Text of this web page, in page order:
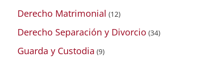
Derecho Matrimonial (12)
Derecho Separación y Divorcio (34)
Guarda y Custodia (9)